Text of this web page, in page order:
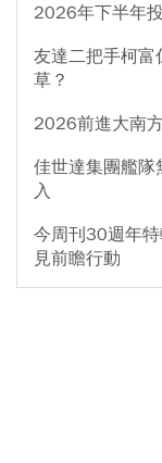
2026年下半年
友達二把手柯富
草？
2026前進大南
佳世達集團艦隊
入
今周刊30週年
見前瞻行動